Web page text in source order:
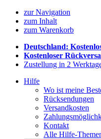
zur Navigation
zum Inhalt
zum Warenkorb
Deutschland:
Kostenloser
Zustellung in 2
Hilfe
Wo ist meine
Rücksendungen
Versandkosten
Kontakt
Alle Hilfe-